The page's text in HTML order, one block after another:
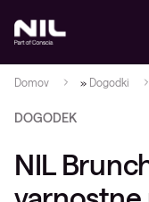
Domov » Dogodki
DOGODEK
NIL